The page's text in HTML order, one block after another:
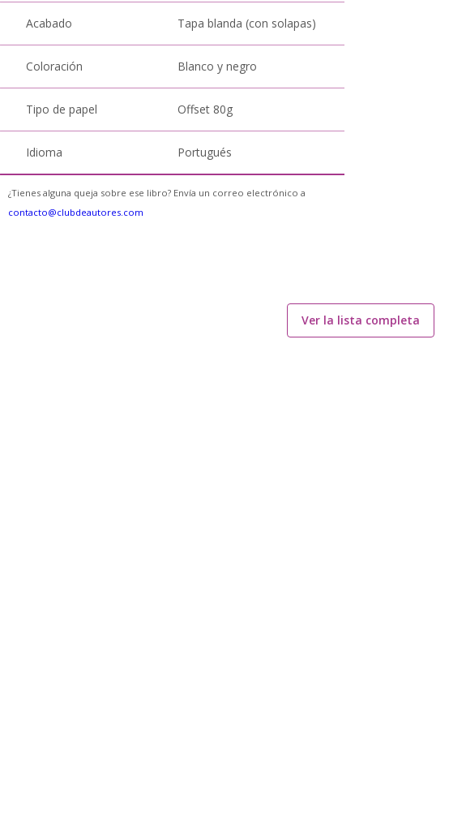
Acabado Tapa blanda (con solapas)
Coloración Blanco y negro
Tipo de papel Offset 80g
Idioma Portugués
¿Tienes alguna queja sobre ese libro? Envía un correo electrónico a
contacto@clubdeautores.com
Ver la lista completa